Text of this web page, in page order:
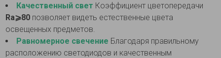
Качественный свет Коэффициент цветопередачи
Ra⩾80 позволяет видеть естественные цвета
освещенных предметов.
Равномерное свечение Благодаря правильному
расположению светодиодов и качественным